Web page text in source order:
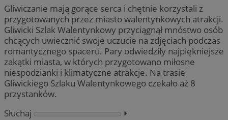
Gliwiczanie mają gorące serca i chętnie korzystali z
przygotowanych przez miasto walentynkowych atrakcji.
Gliwicki Szlak Walentynkowy przyciągnął mnóstwo osób
chcących uwiecznić swoje uczucie na zdjęciach podczas
romantycznego spaceru. Pary odwiedziły najpiękniejsze
zakątki miasta, w których przygotowano miłosne
niespodzianki i klimatyczne atrakcje. Na trasie
Gliwickiego Szlaku Walentynkowego czekało aż 8
przystanków.
Słuchaj
⏵︎